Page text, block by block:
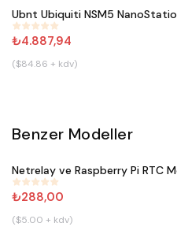
#149
Ubnt Ubiquiti NSM5
₺4.887,94
($84.86 + kdv)
Benzer Modeller
#911
Satın Al
Netrelay ve Raspberry Pi RTC
₺288,00
($5.00 + kdv)